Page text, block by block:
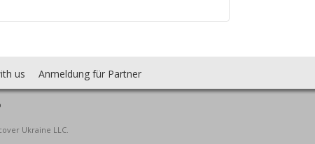
us Anmeldung für Partner
Ukraine LLC.